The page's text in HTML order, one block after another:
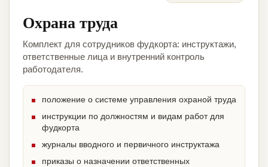
Охрана труда
Комплект для сотрудников фудкорта: инструктажи,
ответственные лица и внутренний контроль
работодателя.
положение о системе управления охраной труда
инструкции по должностям и видам работ для
фудкорта
журналы вводного и первичного инструктажа
приказы о назначении ответственных